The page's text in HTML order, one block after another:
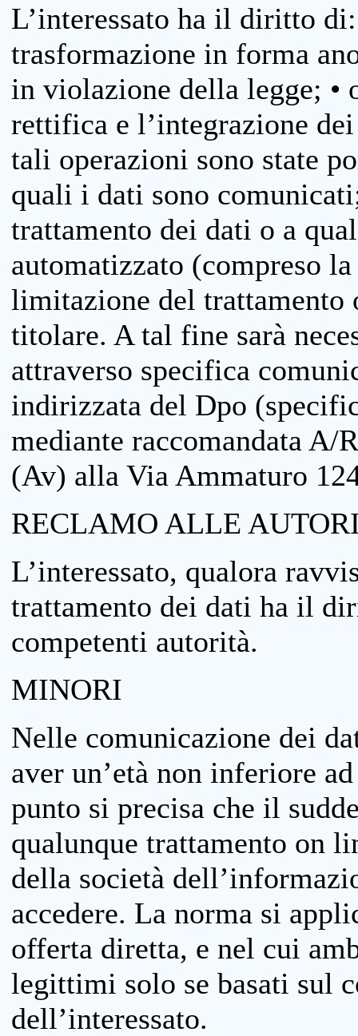
L’interessato ha il diritto
trasformazione in forma
in violazione della legge; •
rettifica e l’integrazione
tali operazioni sono state
quali i dati sono
trattamento dei dati o a
automatizzato (compreso
limitazione del trattamento
titolare. A tal fine sarà
attraverso specifica
indirizzata del Dpo
mediante raccomandata
(Av) alla Via Ammaturo
RECLAMO ALLE
L’interessato, qualora
trattamento dei dati ha il
competenti autorità.
MINORI
Nelle comunicazione dei
aver un’età non inferiore
punto si precisa che il
qualunque trattamento on
della società
accedere. La norma si
offerta diretta, e nel cui
legittimi solo se basati sul
dell’interessato.